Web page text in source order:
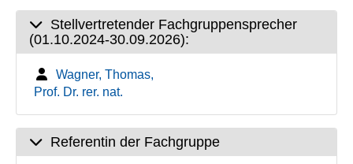
Stellvertretender Fachgruppensprecher
(01.10.2024-30.09.2026):
Wagner, Thomas,
Prof. Dr. rer. nat.
Referentin der Fachgruppe